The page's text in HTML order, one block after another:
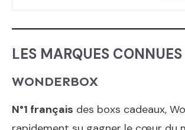
LES MARQUES CONNUES
WONDERBOX
N°1 français des boxs cadeaux,